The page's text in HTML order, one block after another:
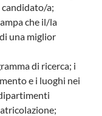
a;
che il/la
una miglior
di ricerca; i
e i luoghi nei